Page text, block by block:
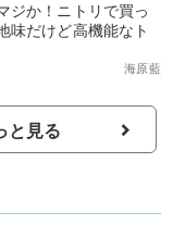
ジか！ニトリで買っ
味だけど高機能なト
海原藍
と見る